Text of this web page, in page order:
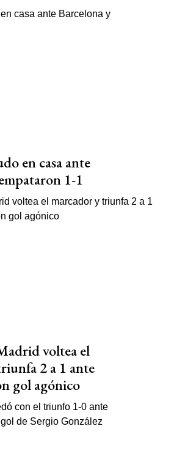
en casa ante
1-1
voltea el
2 a 1 ante
gol agónico